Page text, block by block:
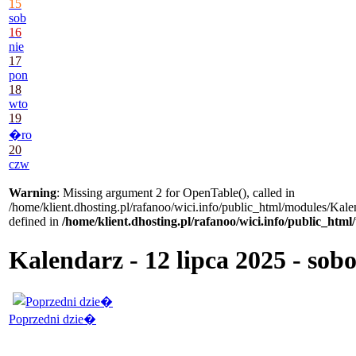
15
sob
16
nie
17
pon
18
wto
19
�ro
20
czw
Warning: Missing argument 2 for OpenTable(), called in
/home/klient.dhosting.pl/rafanoo/wici.info/public_html/modules/
defined in /home/klient.dhosting.pl/rafanoo/wici.info/
Kalendarz - 12 lipca 2025 -
Poprzedni dzie�